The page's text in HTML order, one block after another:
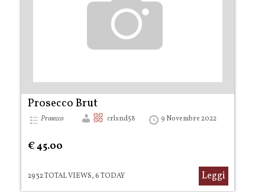
Prosecco Brut
Prosecco crlsnd58 9 Novembre 2022
€ 45.00
Leggi
2932 TOTAL VIEWS, 6 TODAY